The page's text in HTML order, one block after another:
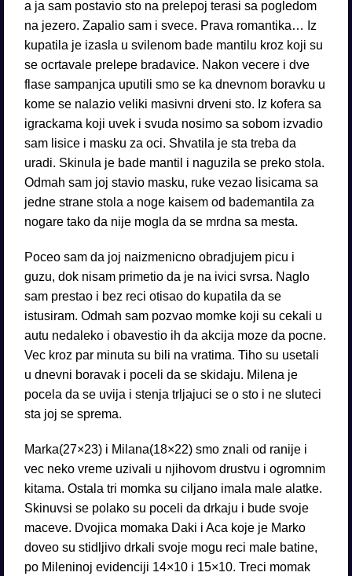
a ja sam postavio sto na prelepoj terasi sa pogledom
na jezero. Zapalio sam i svece. Prava romantika… Iz
kupatila je izasla u svilenom bade mantilu kroz koji su
se ocrtavale prelepe bradavice. Nakon vecere i dve
flase sampanjca uputili smo se ka dnevnom boravku u
kome se nalazio veliki masivni drveni sto. Iz kofera sa
igrackama koji uvek i svuda nosimo sa sobom izvadio
sam lisice i masku za oci. Shvatila je sta treba da
uradi. Skinula je bade mantil i naguzila se preko stola.
Odmah sam joj stavio masku, ruke vezao lisicama sa
jedne strane stola a noge kaisem od bademantila za
nogare tako da nije mogla da se mrdna sa mesta.
Poceo sam da joj naizmenicno obradjujem picu i
guzu, dok nisam primetio da je na ivici svrsa. Naglo
sam prestao i bez reci otisao do kupatila da se
istusiram. Odmah sam pozvao momke koji su cekali u
autu nedaleko i obavestio ih da akcija moze da pocne.
Vec kroz par minuta su bili na vratima. Tiho su usetali
u dnevni boravak i poceli da se skidaju. Milena je
pocela da se uvija i stenja trljajuci se o sto i ne sluteci
sta joj se sprema.
Marka(27×23) i Milana(18×22) smo znali od ranije i
vec neko vreme uzivali u njihovom drustvu i ogromnim
kitama. Ostala tri momka su ciljano imala male alatke.
Skinuvsi se polako su poceli da drkaju i bude svoje
maceve. Dvojica momaka Daki i Aca koje je Marko
doveo su stidljivo drkali svoje mogu reci male batine,
po Mileninoj evidenciji 14×10 i 15×10. Treci momak